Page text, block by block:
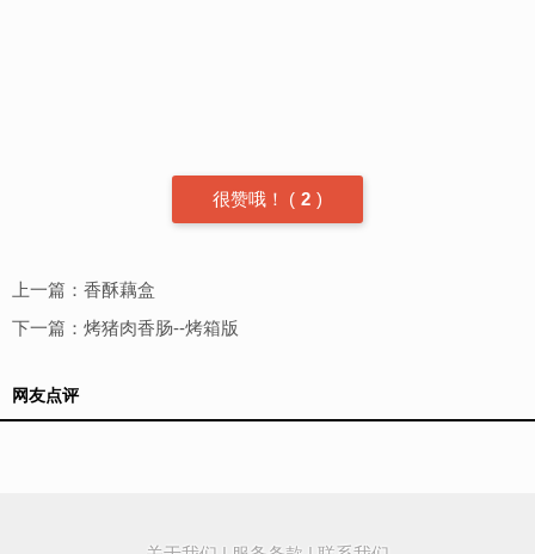
很赞哦！ ( 2 )
上一篇： 香酥藕盒
下一篇： 烤猪肉香肠--烤箱版
网友点评